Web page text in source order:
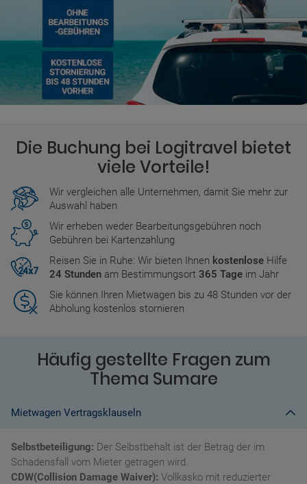
Die Buchung bei Logitravel bietet
viele Vorteile!
Wir vergleichen alle Unternehmen, damit Sie mehr zur
Auswahl haben
Wir erheben weder Bearbeitungsgebühren noch
Gebühren bei Kartenzahlung
Reisen Sie in Ruhe: Wir bieten Ihnen kostenlose Hilfe
24 Stunden am Bestimmungsort 365 Tage im Jahr
Sie können Ihren Mietwagen bis zu 48 Stunden vor der
Abholung kostenlos stornieren
Häufig gestellte Fragen zum
Thema Sumare
Mietwagen Vertragsklauseln
Selbstbeteiligung: Der Selbstbehalt ist der Betrag der im
Schadensfall vom Mieter getragen wird.
CDW(Collision Damage Waiver): Vollkasko mit reduzierter